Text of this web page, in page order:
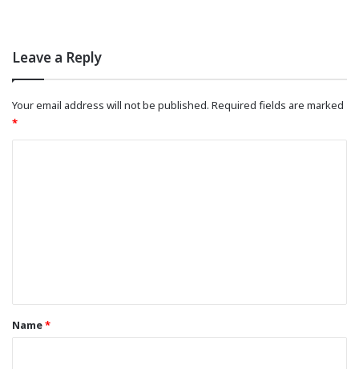
Leave a Reply
Your email address will not be published. Required fields are marked
*
*Name*